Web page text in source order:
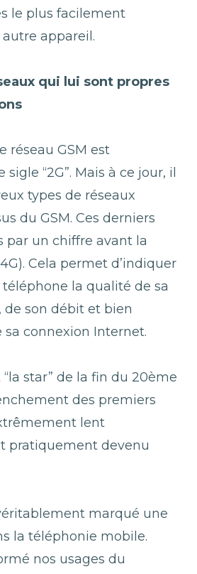
le plus facilement
appareil.
qui lui sont propres
réseau GSM est
“2G”. Mais à ce jour, il
types de réseaux
du GSM. Ces derniers
par un chiffre avant la
Cela permet d’indiquer
la qualité de sa
son débit et bien
connexion Internet.
star” de la fin du 20ème
des premiers
lent
pratiquement devenu
marqué une
la téléphonie mobile.
nos usages du